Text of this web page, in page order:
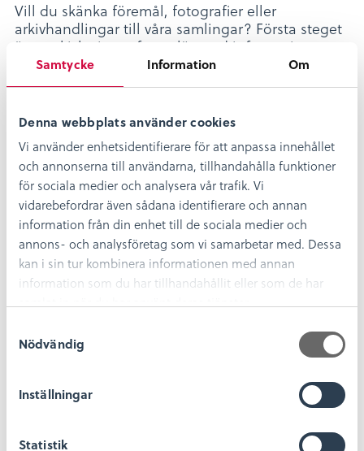
Samtycke Information Om
Denna webbplats använder cookies
Vi använder enhetsidentifierare för att anpassa innehållet
och annonserna till användarna, tillhandahålla funktioner
för sociala medier och analysera vår trafik. Vi
vidarebefordrar även sådana identifierare och annan
information från din enhet till de sociala medier och
annons- och analysföretag som vi samarbetar med. Dessa
kan i sin tur kombinera informationen med annan
information som du har tillhandahållit eller som de har
samlat in när du har använt deras tjänster.
Nödvändig
Inställningar
Statistik
Vill du skänka föremål, fotografier eller
arkivhandlingar till våra samlingar? Första steget
är att skicka in ett formulär med information om
det du vill skänka.
Press och medier
Är du journalist eller representant för media och
söker information om Kalmar läns museum? Vi
hjälper gärna till med pressmaterial, bilder och
information om våra verksamheter och
utställningar.
Läs mer om hur du kan ta del av våra nyheter och
pressmeddelanden
Sociala medier
nyheterna, evenemangen och insikterna från
museets verksamhet.
Kalmar läns museum i sociala medier